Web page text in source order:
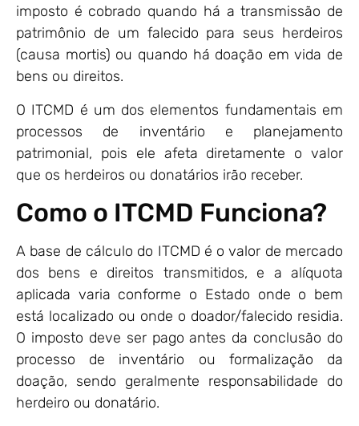
imposto é cobrado quando há a transmissão de
patrimônio de um falecido para seus herdeiros
(causa mortis) ou quando há doação em vida de
bens ou direitos.
O ITCMD é um dos elementos fundamentais em
processos de inventário e planejamento
patrimonial, pois ele afeta diretamente o valor
que os herdeiros ou donatários irão receber.
Como o ITCMD Funciona?
A base de cálculo do ITCMD é o valor de mercado
dos bens e direitos transmitidos, e a alíquota
aplicada varia conforme o Estado onde o bem
está localizado ou onde o doador/falecido residia.
O imposto deve ser pago antes da conclusão do
processo de inventário ou formalização da
doação, sendo geralmente responsabilidade do
herdeiro ou donatário.